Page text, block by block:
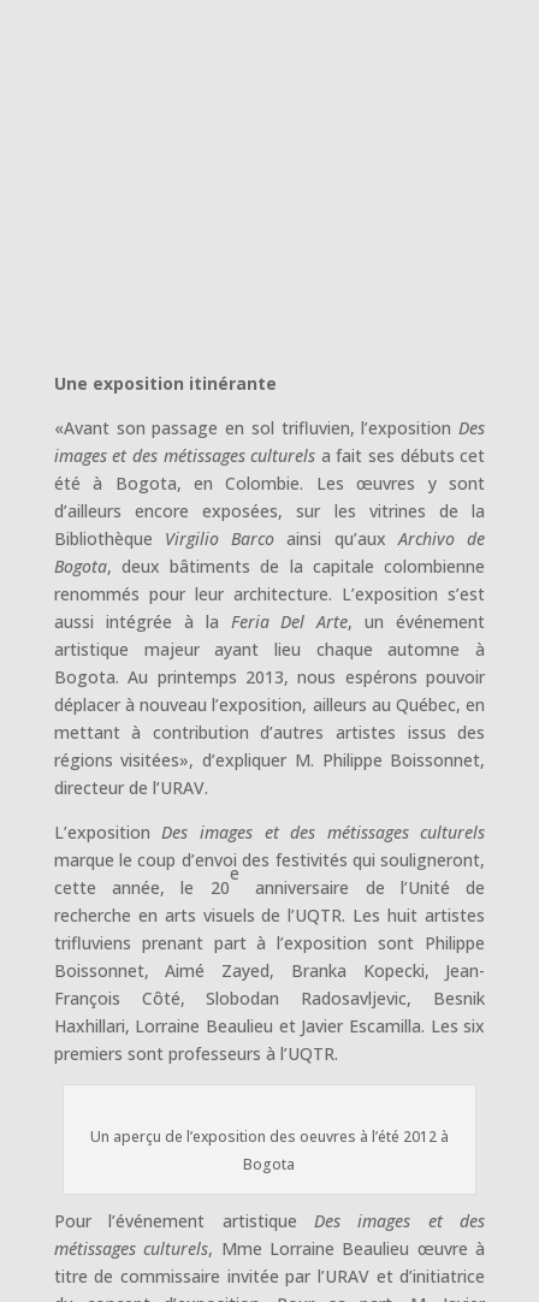
Une exposition itinérante
«Avant son passage en sol trifluvien, l’exposition Des
images et des métissages culturels a fait ses débuts cet
été à Bogota, en Colombie. Les œuvres y sont
d’ailleurs encore exposées, sur les vitrines de la
Bibliothèque Virgilio Barco ainsi qu’aux Archivo de
Bogota, deux bâtiments de la capitale colombienne
renommés pour leur architecture. L’exposition s’est
aussi intégrée à la Feria Del Arte, un événement
artistique majeur ayant lieu chaque automne à
Bogota. Au printemps 2013, nous espérons pouvoir
déplacer à nouveau l’exposition, ailleurs au Québec, en
mettant à contribution d’autres artistes issus des
régions visitées», d’expliquer M. Philippe Boissonnet,
directeur de l’URAV.
L’exposition Des images et des métissages culturels
marque le coup d’envoi des festivités qui souligneront,
cette année, le 20
e
anniversaire de l’Unité de
recherche en arts visuels de l’UQTR. Les huit artistes
trifluviens prenant part à l’exposition sont Philippe
Boissonnet, Aimé Zayed, Branka Kopecki, Jean-
François Côté, Slobodan Radosavljevic, Besnik
Haxhillari, Lorraine Beaulieu et Javier Escamilla. Les six
premiers sont professeurs à l’UQTR.
Un aperçu de l’exposition des oeuvres à l’été 2012 à
Bogota
Pour l’événement artistique Des images et des
métissages culturels, Mme Lorraine Beaulieu œuvre à
titre de commissaire invitée par l’URAV et d’initiatrice